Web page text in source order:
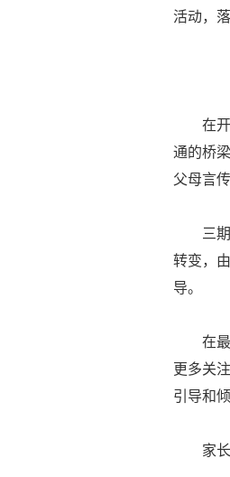
活动，
在开
通的桥
父母言
三期
转变，
导。
在最
更多关
引导和
家长